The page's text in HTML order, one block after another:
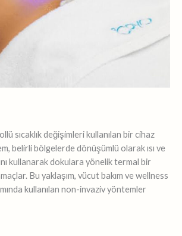
sıcaklık değişimleri kullanılan bir cihaz
belirli bölgelerde dönüşümlü olarak ısı ve
kullanarak dokulara yönelik termal bir
Bu yaklaşım, vücut bakım ve wellness
kullanılan non-invaziv yöntemler